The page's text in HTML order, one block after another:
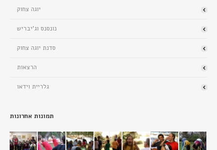
יוגה צחוק
נונסנס וג’יבריש
סדנת יוגה צחוק
הרצאות
גלריית וידאו
תמונות אחרונות